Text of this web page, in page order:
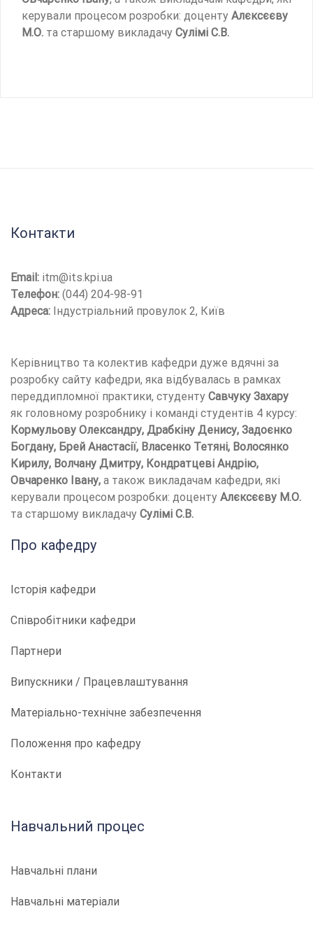
керували процесом розробки: доценту Алєксєєву
М.О. та старшому викладачу Сулімі С.В.
Контакти
Email: itm@its.kpi.ua
Телефон: (044) 204-98-91
Адреса: Індустріальний провулок 2, Київ
Керівництво та колектив кафедри дуже вдячні за
розробку сайту кафедри, яка відбувалась в рамках
переддипломної практики, студенту Савчуку Захару
як головному розробнику і команді студентів 4 курсу:
Кормульову Олександру, Драбкіну Денису, Задоєнко
Богдану, Брей Анастасії, Власенко Тетяні, Волосянко
Кирилу, Волчану Дмитру, Кондратцеві Андрію,
Овчаренко Івану, а також викладачам кафедри, які
керували процесом розробки: доценту Алєксєєву М.О.
та старшому викладачу Сулімі С.В.
Про кафедру
Історія кафедри
Співробітники кафедри
Партнери
Випускники / Працевлаштування
Матеріально-технічне забезпечення
Положення про кафедру
Контакти
Навчальний процес
Навчальні плани
Навчальні матеріали